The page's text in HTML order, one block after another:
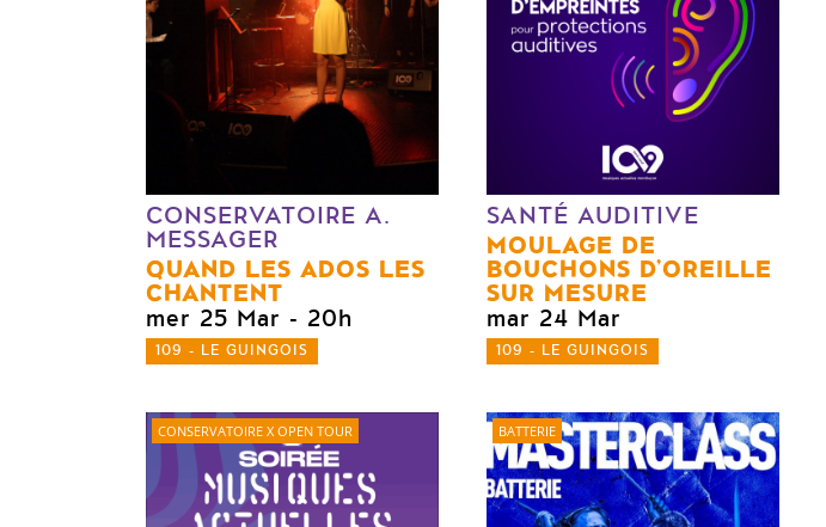
CONSERVATOIRE A.
MESSAGER
QUAND LES ADOS LES
CHANTENT
mer 25 Mar - 20h
109 - LE GUINGOIS
SANTÉ AUDITIVE
MOULAGE DE
BOUCHONS D’OREILLE
SUR MESURE
mar 24 Mar
109 - LE GUINGOIS
CONSERVATOIRE X OPEN TOUR BATTERIE